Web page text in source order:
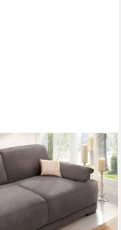
für hohen Sitzkomfort,